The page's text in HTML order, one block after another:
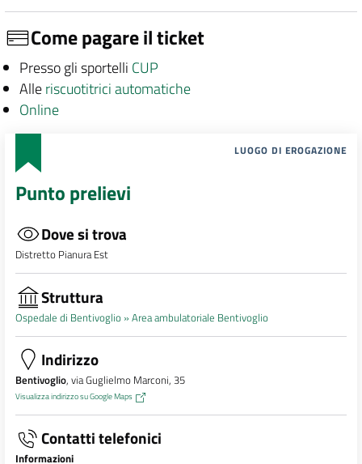
Come pagare il ticket
Presso gli sportelli CUP
Alleriscuotitrici automatiche
Online
LUOGO DI EROGAZIONE
Punto prelievi
Dove si trova
Distretto Pianura Est
Struttura
Ospedale di Bentivoglio »Area ambulatoriale Bentivoglio
Indirizzo
Bentivoglio, via Guglielmo Marconi, 35
Visualizza indirizzo su Google Maps
Contatti telefonici
Informazioni